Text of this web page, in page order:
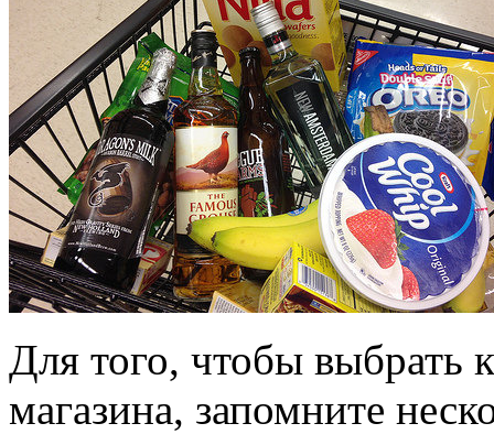
Для того, чтобы выбрать
магазина, запомните